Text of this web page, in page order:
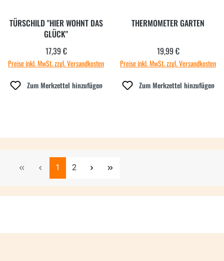
TÜRSCHILD "HIER WOHNT DAS
GLÜCK"
Regulärer Preis:
17,39 €
Preise inkl. MwSt. zzgl. Versandkosten
Zum Merkzettel hinzufügen
THERMOMETER GARTEN
Regulärer Preis:
19,99 €
Preise inkl. MwSt. zzgl. Versandkosten
Zum Merkzettel hinzufügen
Seite
1 Seite
2